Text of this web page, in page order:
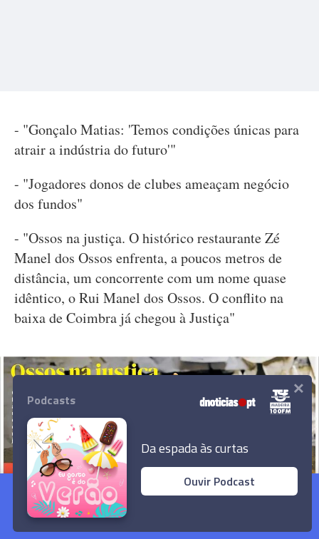
- "Gonçalo Matias: 'Temos condições únicas para
atrair a indústria do futuro'"
- "Jogadores donos de clubes ameaçam negócio
dos fundos"
- "Ossos na justiça. O histórico restaurante Zé
Manel dos Ossos enfrenta, a poucos metros de
distância, um concorrente com um nome quase
idêntico, o Rui Manel dos Ossos. O conflito na
baixa de Coimbra já chegou à Justiça"
Sete em cada dez portugueses preocupados
com o estado do SNS
Ler Artigo
Podcasts
Da espada às curtas
Ouvir Podcast
×